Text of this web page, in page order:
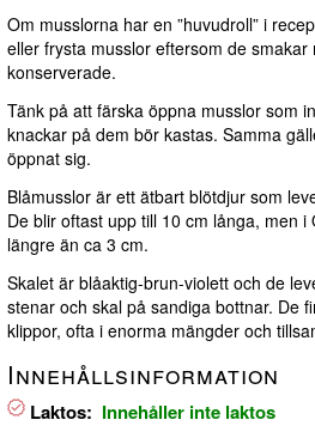
Om musslorna har en huvudroll i
eller frysta musslor eftersom de smakar
konserverade.
Tänk på att färska öppna musslor som
knackar på dem bör kastas. Samma
öppnat sig.
Blåmusslor är ett ätbart blötdjur som
De blir oftast upp till 10 cm långa, men
längre än ca 3 cm.
Skalet är blåaktig-brun-violett och de
stenar och skal på sandiga bottnar. De
klippor, ofta i enorma mängder och
Innehållsinformation
Laktos: Innehåller inte laktos